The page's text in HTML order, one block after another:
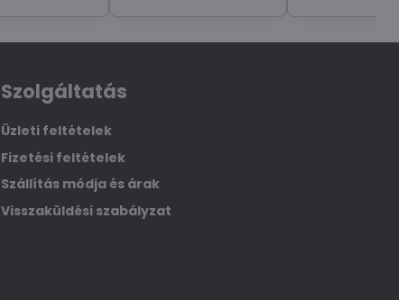
Szolgáltatás
Üzleti feltételek
Fizetési feltételek
Szállítás módja és árak
Visszaküldési szabályzat